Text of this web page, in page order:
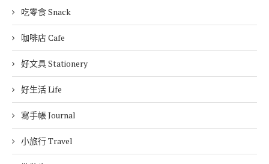
吃零食 Snack
咖啡店 Cafe
好文具 Stationery
好生活 Life
寫手帳 Journal
小旅行 Travel